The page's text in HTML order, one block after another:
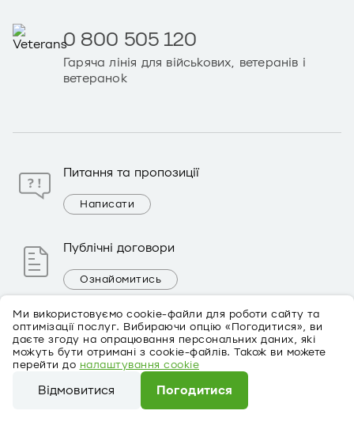
Ми використовуємо cookie-файли для роботи сайту та
оптимізації послуг. Вибираючи опцію «Погодитися», ви
даєте згоду на опрацювання персональних даних, які
можуть бути отримані з cookie-файлів. Також ви можете
перейти до налаштування cookie
Відмовитися
Погодитися
Про банк
Новини
0 800 505 120
Гаряча лінія для військових, ветеранів і
ветеранок
Питання та пропозиції
Написати
Публічні договори
Ознайомитись